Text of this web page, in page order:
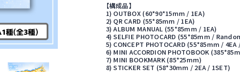
【構成品】
1) OUTBOX (60*90*15mm / 1EA)
2) QR CARD (55*85mm / 1EA)
3) ALBUM MANUAL (55*85mm / 1EA)
4) SELFIE PHOTOCARD (55*85mm /
5) CONCEPT PHOTOCARD (55*85mm / 4EA
6) MINI ACCORDION PHOTOBOOK
7) MINI BOOKMARK (85*25mm)
8) STICKER SET (58*30mm / 2EA / 1SET)